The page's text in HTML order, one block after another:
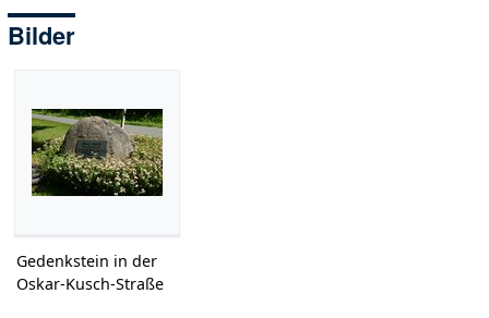
Bilder
Gedenkstein in der
Oskar-Kusch-Straße